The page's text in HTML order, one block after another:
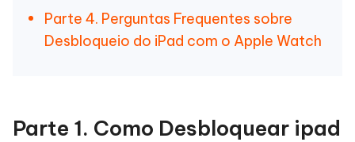
Parte 4. Perguntas Frequentes sobre
Desbloqueio do iPad com o Apple Watch
Parte 1. Como Desbloquear ipad